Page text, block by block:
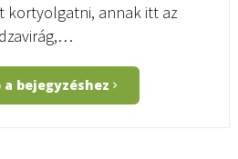
kortyolgatni, annak itt az
a bejegyzéshez